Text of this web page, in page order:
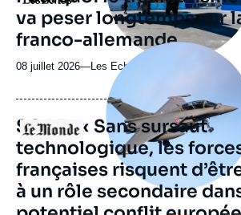
émission
va peser longtemps sur
franco-allemande
08 juillet 2026—Nom
journal,
ou
émission
Les Echos
Logo
Image
principale
médiatique
SCAF : « Sans sursaut
technologique, les
françaises risquent
à un rôle secondaire